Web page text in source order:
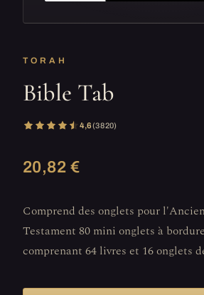
TORAH
Bible Tab
4,6(3 820)
20,82 €
Comprend des onglets pour
Testament 80 mini onglets à
comprenant 64 livres et 16 onglets